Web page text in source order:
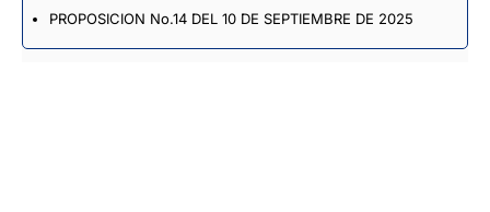
PROPOSICION No.14 DEL 10 DE SEPTIEMBRE DE 2025